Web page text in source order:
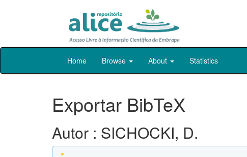
Skip
Home Browse About Statistics
Exportar BibTeX
Autor : SICHOCKI, D.